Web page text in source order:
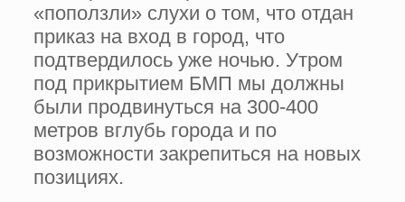
«поползли» слухи о том, что отдан
приказ на вход в город, что
подтвердилось уже ночью. Утром
под прикрытием БМП мы должны
были продвинуться на 300-400
метров вглубь города и по
возможности закрепиться на новых
позициях.